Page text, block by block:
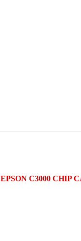
EPSON C3000 CHIP